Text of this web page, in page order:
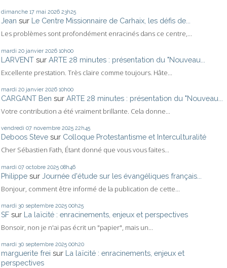
dimanche 17 mai 2026 23h25
Jean sur Le Centre Missionnaire de Carhaix, les défis de...
Les problèmes sont profondément enracinés dans ce centre,...
mardi 20 janvier 2026 10h00
LARVENT sur ARTE 28 minutes : présentation du "Nouveau...
Excellente prestation. Très claire comme toujours. Hâte...
mardi 20 janvier 2026 10h00
CARGANT Ben sur ARTE 28 minutes : présentation du "Nouveau...
Votre contribution a été vraiment brillante. Cela donne...
vendredi 07 novembre 2025 22h45
Deboos Steve sur Colloque Protestantisme et Interculturalité
Cher Sébastien Fath, Étant donné que vous vous faites...
mardi 07 octobre 2025 08h46
Philippe sur Journée d'étude sur les évangéliques français...
Bonjour, comment être informé de la publication de cette...
mardi 30 septembre 2025 00h25
SF sur La laïcité : enracinements, enjeux et perspectives
Bonsoir, non je n'ai pas écrit un "papier", mais un...
mardi 30 septembre 2025 00h20
marguerite frei sur La laïcité : enracinements, enjeux et
perspectives